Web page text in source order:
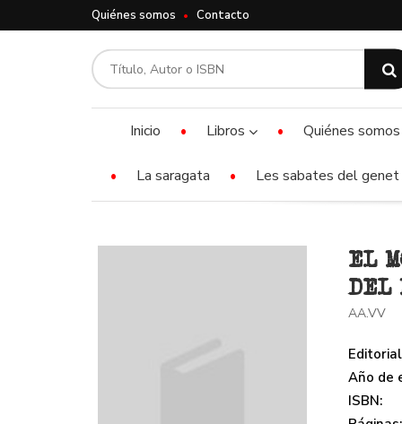
Quiénes somos Contacto
Inicio Libros Quiénes somos
La saragata Les sabates del
EL
DEL
AA.VV
Año de
ISBN: